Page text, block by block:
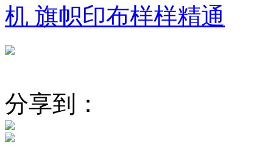
机 旗帜印布样样精通
分享到：